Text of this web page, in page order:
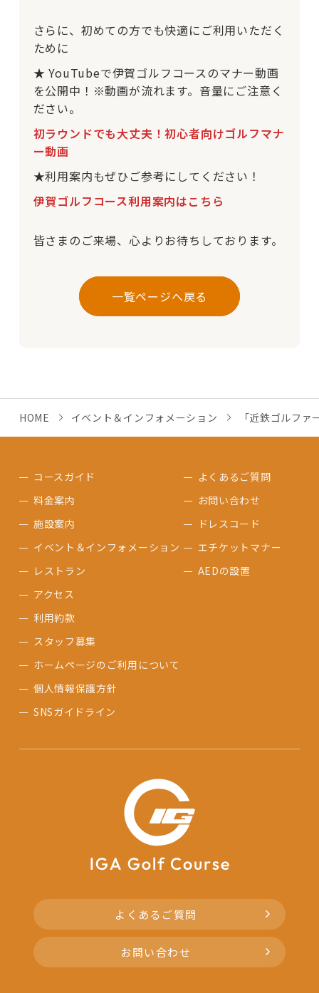
さらに、初めての方でも快適にご利用いただく
ために
★ YouTubeで伊賀ゴルフコースのマナー動画
を公開中！※動画が流れます。音量にご注意く
ださい。
初ラウンドでも大丈夫！初心者向けゴルフマナ
ー動画
★利用案内もぜひご参考にしてください！
伊賀ゴルフコース利用案内はこちら
皆さまのご来場、心よりお待ちしております。
一覧ページへ戻る
HOME イベント＆インフォメーション 「近鉄ゴルフ
よくあるご質問
お問い合わせ
コースガイド
料金案内
施設案内
イベント＆インフォメーション
レストラン
アクセス
よくあるご質問
お問い合わせ
ドレスコード
エチケットマナー
AEDの設置
利用約款
スタッフ募集
ホームページのご利用について
個人情報保護方針
SNSガイドライン